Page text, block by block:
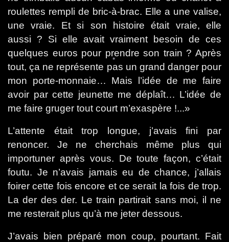
*
roulettes rempli de bric-à-brac. Elle a une valise,
une vraie. Et si son histoire était vraie, elle
aussi ? Si elle avait vraiment besoin de ces
quelques euros pour prendre son train ? Après
tout, ça ne représente pas un grand danger pour
mon porte-monnaie… Mais l’idée de me faire
avoir par cette jeunette me déplaît… L’idée de
me faire gruger tout court m’exaspère !...»
L’attente était trop longue, j’avais fini par
renoncer. Je ne cherchais même plus qui
importuner après vous. De toute façon, c’était
foutu. Je n’avais jamais eu de chance, j’allais
foirer cette fois encore et ce serait la fois de trop.
La der des der. Le train partirait sans moi, il ne
me resterait plus qu’à me jeter dessous.
J’avais bien préparé mon coup, pourtant. Fait